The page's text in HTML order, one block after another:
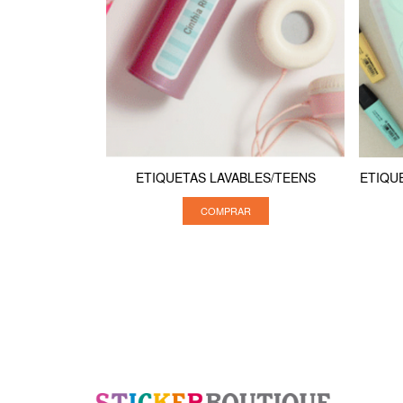
ETIQUETAS LAVABLES/TEENS
COMPRAR